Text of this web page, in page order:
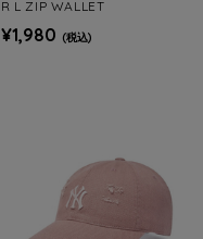
R L ZIP WALLET
¥1,980 (税込)